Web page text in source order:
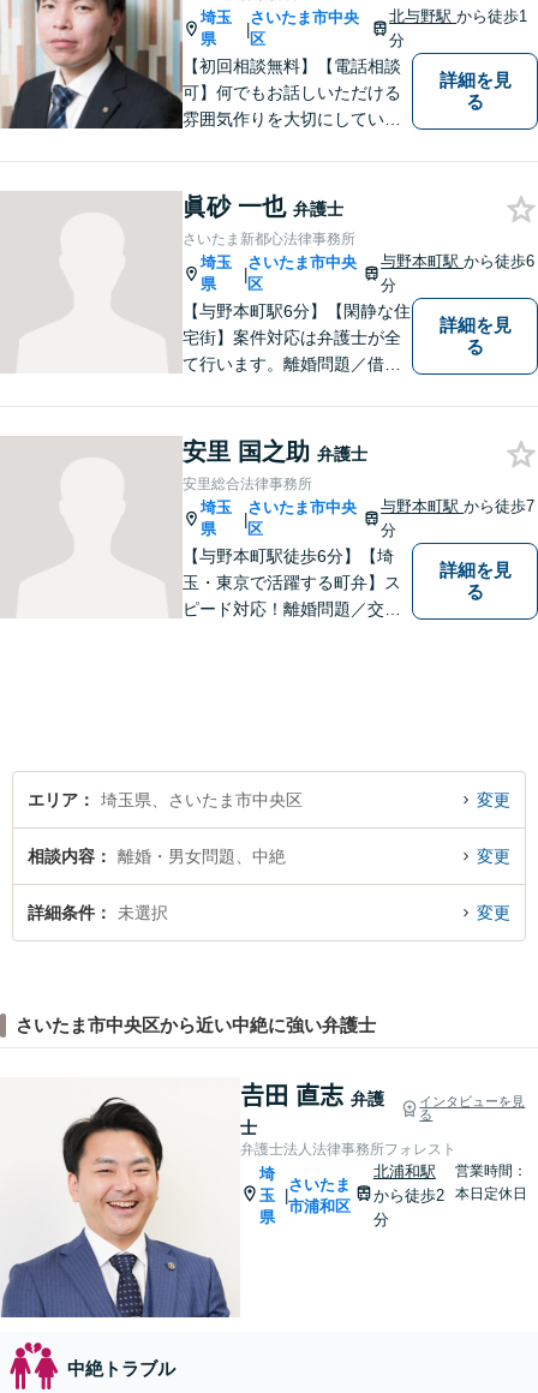
埼玉
県
|
さいたま市中央
区
北与野駅から徒歩1
分
【初回相談無料】【電話相談
可】何でもお話しいただける
雰囲気作りを大切にしていま
をお聞きになってからの判断
で構いませんので、トラブル
でお困りの方は一人で悩ま
ず、一度お気軽にご相談下さ
い。
詳細を見
る
眞砂 一也 弁護士
さいたま新都心法律事務所
埼玉
県
|
さいたま市中央
区
与野本町駅から徒歩6
分
【与野本町駅6分】【閑静な住
宅街】案件対応は弁護士が全
て行います。離婚問題／借
速かつ丁寧な対応を心がけて
おりますので、お気軽にご相
談ください。【弁護士歴10年
以上】【初回相談30分無料】
詳細を見
る
安里 国之助 弁護士
安里総合法律事務所
埼玉
県
|
さいたま市中央
区
与野本町駅から徒歩7
分
【与野本町駅徒歩6分】【埼
玉・東京で活躍する町弁】ス
ピード対応！離婚問題／交通
【土日祝・夜間対応◎】
詳細を見
る
エリア 埼玉県、さいたま市中央区 変更
相談内容 離婚・男女問題、中絶 変更
詳細条件 未選択 変更
さいたま市中央区から近い中絶に強い弁護士
𠮷田 直志 弁護
士
インタビューを見
る
弁護士法人法律事務所フォレスト
埼
玉
県
さいたま
市浦和区
北浦和駅
から徒歩2
分
営業時間：
本日定休日
中絶トラブル